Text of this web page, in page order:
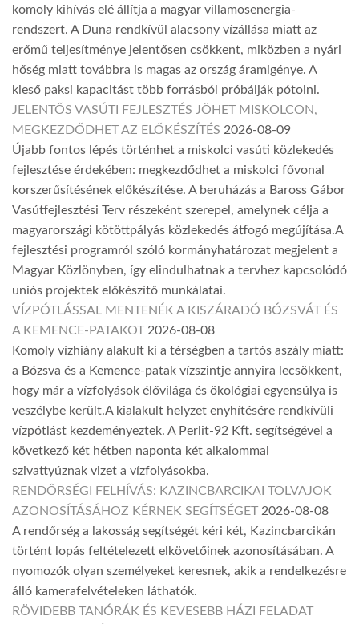
komoly kihívás elé állítja a magyar villamosenergia-
rendszert. A Duna rendkívül alacsony vízállása miatt az
erőmű teljesítménye jelentősen csökkent, miközben a nyári
hőség miatt továbbra is magas az ország áramigénye. A
kieső paksi kapacitást több forrásból próbálják pótolni.
JELENTŐS VASÚTI FEJLESZTÉS JÖHET MISKOLCON,
MEGKEZDŐDHET AZ ELŐKÉSZÍTÉS 2026-08-09
Újabb fontos lépés történhet a miskolci vasúti közlekedés
fejlesztése érdekében: megkezdődhet a miskolci fővonal
korszerűsítésének előkészítése. A beruházás a Baross Gábor
Vasútfejlesztési Terv részeként szerepel, amelynek célja a
magyarországi kötöttpályás közlekedés átfogó megújítása.A
fejlesztési programról szóló kormányhatározat megjelent a
Magyar Közlönyben, így elindulhatnak a tervhez kapcsolódó
uniós projektek előkészítő munkálatai.
VÍZPÓTLÁSSAL MENTENÉK A KISZÁRADÓ BÓZSVÁT ÉS
A KEMENCE-PATAKOT 2026-08-08
Komoly vízhiány alakult ki a térségben a tartós aszály miatt:
a Bózsva és a Kemence-patak vízszintje annyira lecsökkent,
hogy már a vízfolyások élővilága és ökológiai egyensúlya is
veszélybe került.A kialakult helyzet enyhítésére rendkívüli
vízpótlást kezdeményeztek. A Perlit-92 Kft. segítségével a
következő két hétben naponta két alkalommal
szivattyúznak vizet a vízfolyásokba.
RENDŐRSÉGI FELHÍVÁS: KAZINCBARCIKAI TOLVAJOK
AZONOSÍTÁSÁHOZ KÉRNEK SEGÍTSÉGET 2026-08-08
A rendőrség a lakosság segítségét kéri két, Kazincbarcikán
történt lopás feltételezett elkövetőinek azonosításában. A
nyomozók olyan személyeket keresnek, akik a rendelkezésre
álló kamerafelvételeken láthatók.
RÖVIDEBB TANÓRÁK ÉS KEVESEBB HÁZI FELADAT